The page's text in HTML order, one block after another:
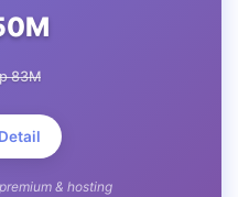
83M
& hosting